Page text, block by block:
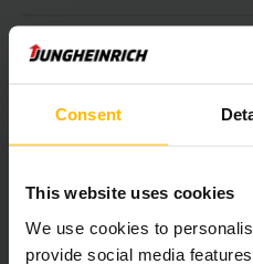
Consent
This website uses cookies
We use cookies to
provide social media
Veilig en ergonomisch
Andere extra accessoires